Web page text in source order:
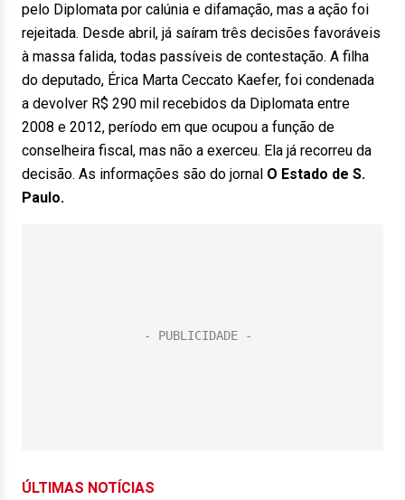
pelo Diplomata por calúnia e difamação, mas a ação foi
rejeitada. Desde abril, já saíram três decisões favoráveis
à massa falida, todas passíveis de contestação. A filha
do deputado, Érica Marta Ceccato Kaefer, foi condenada
a devolver R$ 290 mil recebidos da Diplomata entre
2008 e 2012, período em que ocupou a função de
conselheira fiscal, mas não a exerceu. Ela já recorreu da
decisão. As informações são do jornal O Estado de S.
Paulo.